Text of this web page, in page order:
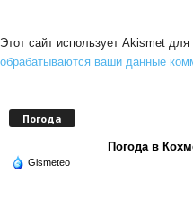
Этот сайт использует Akismet
обрабатываются ваши данные
Погода
Погода в
Gismeteo